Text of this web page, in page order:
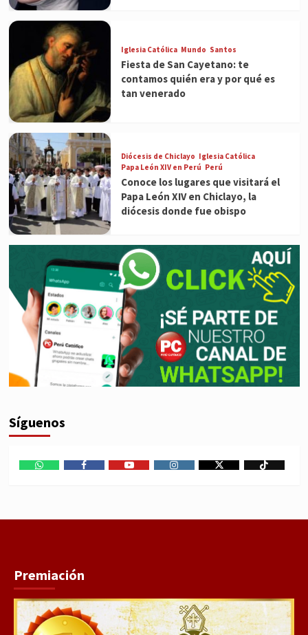
Iglesia Católica Mundo Santos
Fiesta de San Cayetano: te
contamos quién era y por qué es
tan venerado
Diócesis de Chiclayo Iglesia Católica
Papa León XIV en Perú Perú
Conoce los lugares que visitará el
Papa León XIV en Chiclayo, la
diócesis donde fue obispo
Síguenos
Premiación